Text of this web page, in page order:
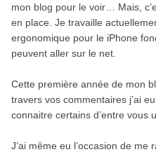
mon blog pour le voir… Mais,
en place. Je travaille
ergonomique pour le iPhone
peuvent aller sur le net.
Cette première année de mon
travers vos commentaires j’ai
connaitre certains d’entre vous
J’ai même eu l’occasion de me